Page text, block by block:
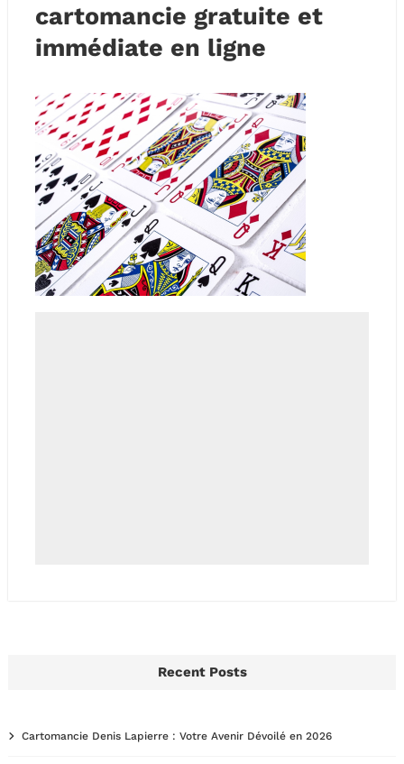
cartomancie gratuite et
immédiate en ligne
Recent Posts
Cartomancie Denis Lapierre : Votre Avenir Dévoilé en 2026